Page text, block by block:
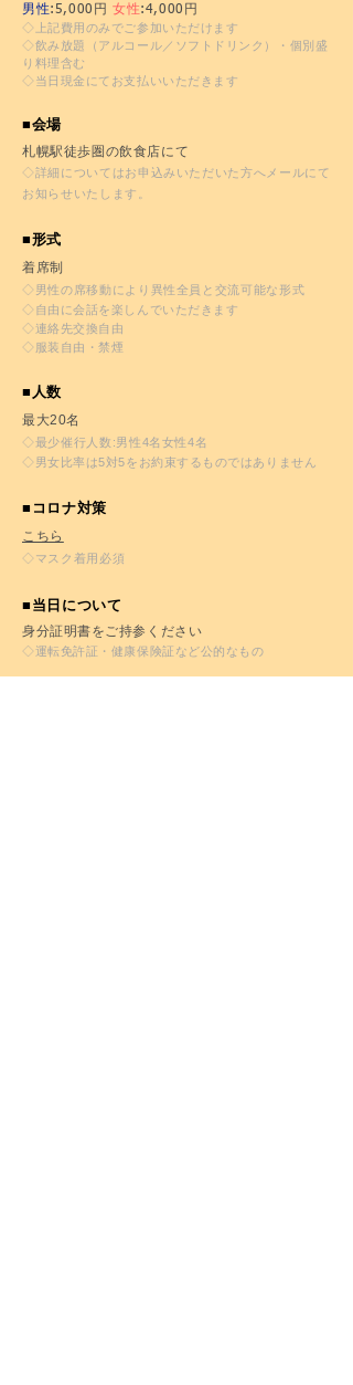
男性:5,000円女性:4,000円
◇上記費用のみでご参加いただけます
◇飲み放題（アルコール／ソフトドリンク）・個別盛
り料理含む
◇当日現金にてお支払いいただきます
■会場
札幌駅徒歩圏の飲食店にて
◇詳細についてはお申込みいただいた方へメールにて
お知らせいたします。
■形式
着席制
◇男性の席移動により異性全員と交流可能な形式
◇自由に会話を楽しんでいただきます
◇連絡先交換自由
◇服装自由 ・禁煙
■人数
最大20名
◇最少催行人数:男性4名女性4名
◇男女比率は5対5をお約束するものではありません
■コロナ対策
こちら
◇マスク着用必須
■当日について
身分証明書をご持参ください
◇運転免許証・健康保険証など公的なもの